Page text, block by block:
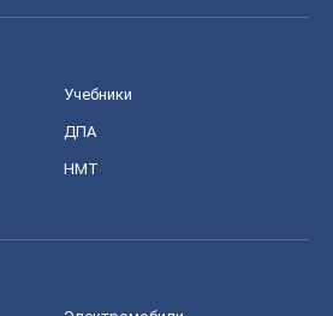
Учебники
ДПА
НМТ